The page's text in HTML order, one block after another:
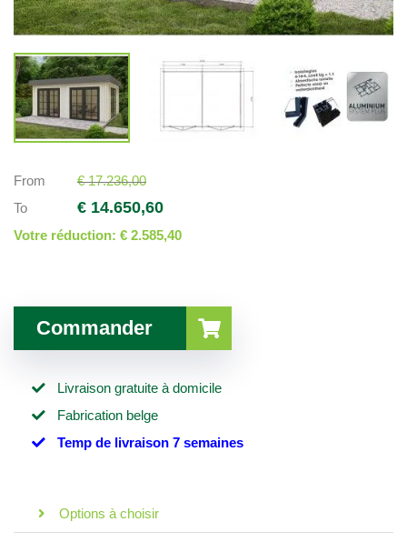
From
€ 17.236,00
To
€ 14.650,60
Votre réduction: € 2.585,40
Commander
Livraison gratuite à domicile
Fabrication belge
Temp de livraison 7 semaines
Options à choisir